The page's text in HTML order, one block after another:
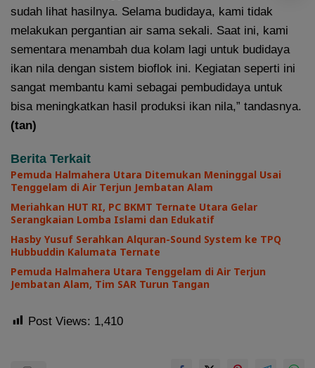
sudah lihat hasilnya. Selama budidaya, kami tidak
melakukan pergantian air sama sekali. Saat ini, kami
sementara menambah dua kolam lagi untuk budidaya
ikan nila dengan sistem bioflok ini. Kegiatan seperti ini
sangat membantu kami sebagai pembudidaya untuk
bisa meningkatkan hasil produksi ikan nila,” tandasnya.
(tan)
Berita Terkait
Pemuda Halmahera Utara Ditemukan Meninggal Usai
Tenggelam di Air Terjun Jembatan Alam
Meriahkan HUT RI, PC BKMT Ternate Utara Gelar
Serangkaian Lomba Islami dan Edukatif
Hasby Yusuf Serahkan Alquran-Sound System ke TPQ
Hubbuddin Kalumata Ternate
Pemuda Halmahera Utara Tenggelam di Air Terjun
Jembatan Alam, Tim SAR Turun Tangan
Post Views: 1,410